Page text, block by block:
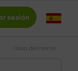
sesión
Casa del Horno